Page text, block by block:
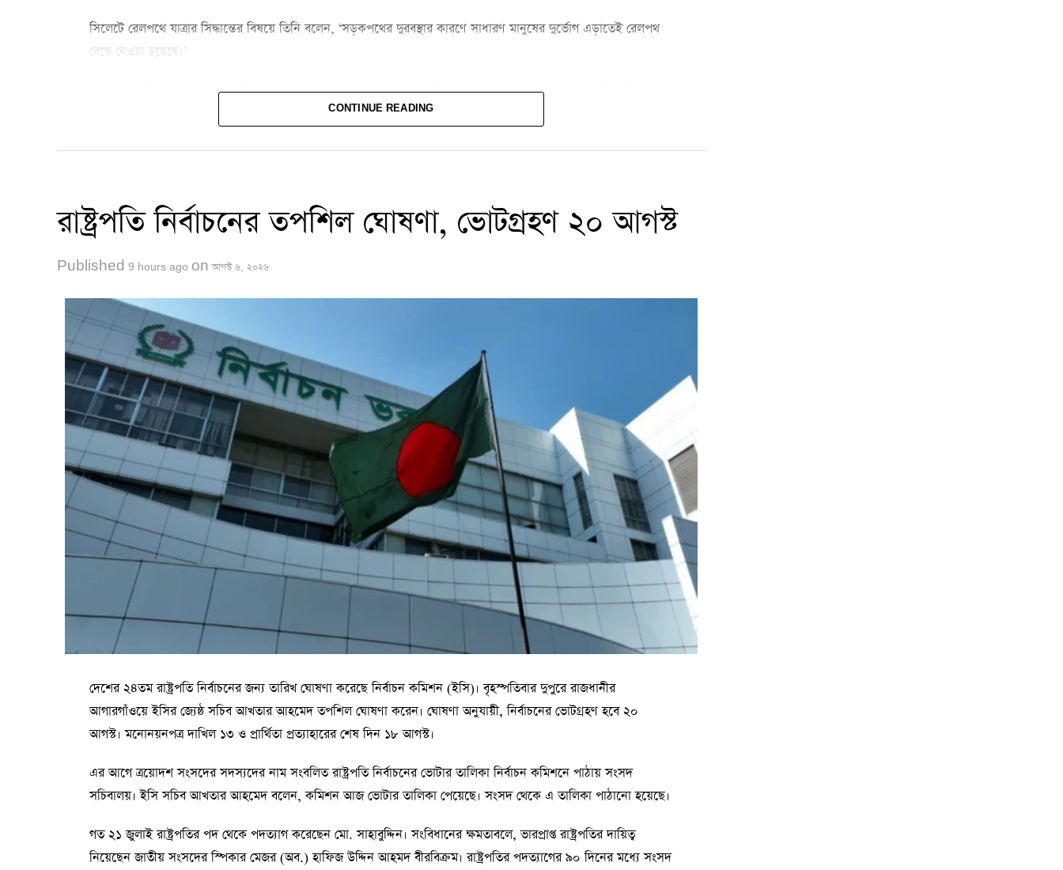
সিলেটে রেলপথে যাত্রার সিদ্ধান্তের বিষয়ে তিনি বলেন, ‘সড়কপথের দুরবস্থার কারণে সাধারণ মানুষের দুর্ভোগ এড়াতেই রেলপথ
বেছে নেওয়া হয়েছে।’
এছাড়া আগামী ১৪ নভেম্বর রাজধানীতে সারা দেশ থেকে মানুষকে নিয়ে একটি মহাসমাবেশেরও ঘোষণা দেন বিরোধীদলীয় নেতা।
এদিন দেশের প্রত্যন্ত অঞ্চল থেকে মানুষকে অংশগ্রহণের আহ্বান জানান শফিকুর রহমান।
জনগণের ন্যায্য অধিকার প্রতিষ্ঠা এবং দেশ ও জনগণের স্বার্থে ঘোষিত এসব কর্মসূচি সফল করতে সর্বস্তরের জনগণের সক্রিয়
CONTINUE READING
রাষ্ট্রপতি নির্বাচনের তপশিল ঘোষণা, ভোটগ্রহণ ২০ আগস্ট
Published 9 hours ago on আগস্ট ৬, ২০২৬
দেশের ২৪তম রাষ্ট্রপতি নির্বাচনের জন্য তারিখ ঘোষণা করেছে নির্বাচন কমিশন (ইসি)। বৃহস্পতিবার দুপুরে রাজধানীর
আগারগাঁওয়ে ইসির জ্যেষ্ঠ সচিব আখতার আহমেদ তপশিল ঘোষণা করেন। ঘোষণা অনুযায়ী, নির্বাচনের ভোটগ্রহণ হবে ২০
আগস্ট। মনোনয়নপত্র দাখিল ১৩ ও প্রার্থিতা প্রত্যাহারের শেষ দিন ১৮ আগস্ট।
এর আগে ত্রয়োদশ সংসদের সদস্যদের নাম সংবলিত রাষ্ট্রপতি নির্বাচনের ভোটার তালিকা নির্বাচন কমিশনে পাঠায় সংসদ
সচিবালয়। ইসি সচিব আখতার আহমেদ বলেন, কমিশন আজ ভোটার তালিকা পেয়েছে। সংসদ থেকে এ তালিকা পাঠানো হয়েছে।
গত ২১ জুলাই রাষ্ট্রপতির পদ থেকে পদত্যাগ করেছেন মো. সাহাবুদ্দিন। সংবিধানের ক্ষমতাবলে, ভারপ্রাপ্ত রাষ্ট্রপতির দায়িত্ব
নিয়েছেন জাতীয় সংসদের স্পিকার মেজর (অব.) হাফিজ উদ্দিন আহমদ বীরবিক্রম। রাষ্ট্রপতির পদত্যাগের ৯০ দিনের মধ্যে সংসদ